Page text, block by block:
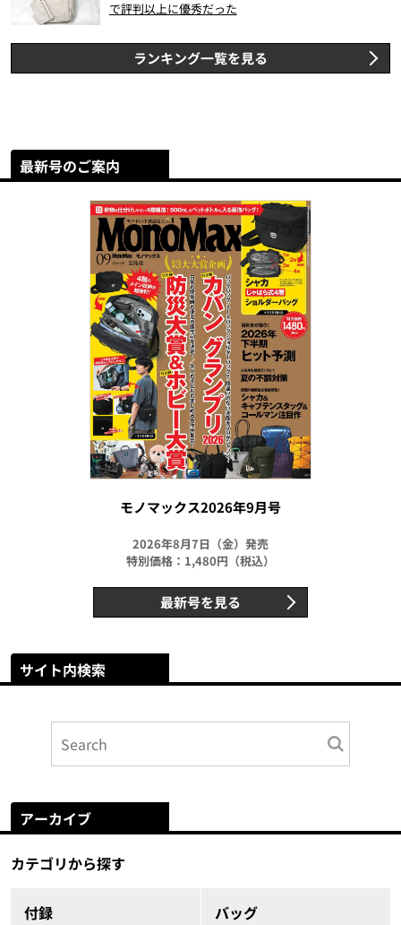
で評判以上に優秀だった
ランキング一覧を見る
最新号のご案内
モノマックス2026年9月号
2026年8月7日（金）発売
特別価格：1,480円（税込）
最新号を見る
サイト内検索
アーカイブ
カテゴリから探す
付録 バッグ